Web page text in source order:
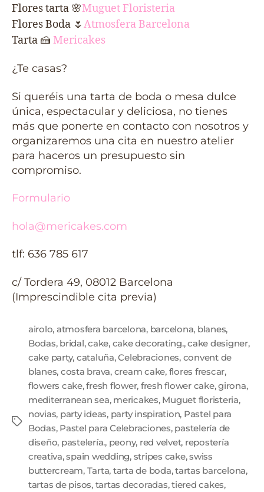
Flores tarta 🌸Muguet Floristeria
Flores Boda 🌷Atmosfera Barcelona
Tarta 🍰 Mericakes
¿Te casas?
Si queréis una tarta de boda o mesa dulce
única, espectacular y deliciosa, no tienes
más que ponerte en contacto con nosotros y
organizaremos una cita en nuestro atelier
para haceros un presupuesto sin
compromiso.
Formulario
hola@mericakes.com
tlf: 636 785 617
c/ Tordera 49, 08012 Barcelona
(Imprescindible cita previa)
airolo, atmosfera barcelona, barcelona, blanes,
Bodas, bridal,cake, cake decorating.,cake designer,
cake party, cataluña,Celebraciones, convent de
blanes, costa brava, cream cake, flores frescar,
flowers cake,fresh flower, fresh flower cake,girona,
mediterranean sea, mericakes, Muguet floristeria,
novias, party ideas, party inspiration, Pastel para
Bodas, Pastel para Celebraciones, pastelería de
diseño, pastelería., peony, red velvet, repostería
creativa,spain wedding, stripes cake,swiss
buttercream, Tarta, tarta de boda,tartas barcelona,
tartas de pisos, tartas decoradas,tiered cakes,